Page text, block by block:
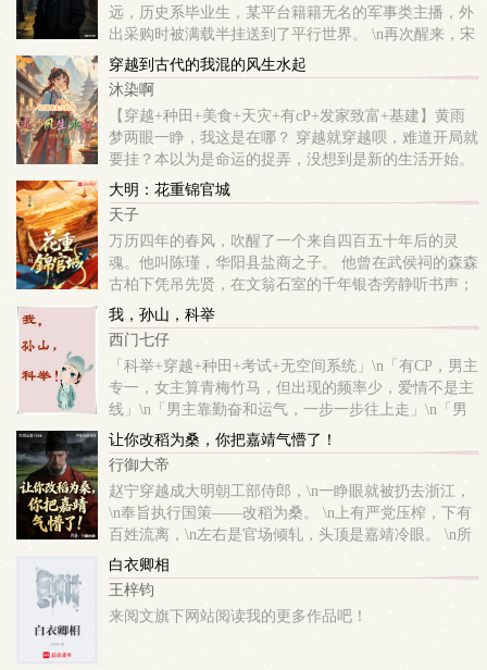
远，历史系毕业生，某平台籍籍无名的军事类主播，外
出采购时被满载半挂送到了平行世界。 \n再次醒来，宋
明远发现自己来到了1936年，成为了特务处上海站的行
动人员，一个刚刚被手雷炸晕了的...
穿越到古代的我混的风生水起
沐染啊
【穿越+种田+美食+天灾+有cP+发家致富+基建】黄雨
梦两眼一睁，我这是在哪？ 穿越就穿越呗，难道开局就
要挂？本以为是命运的捉弄，没想到是新的生活开始。
在古代拥有了一群超爱自己的家人。为了改变贫穷家里
的现状，带领全家种植蔬菜瓜果...
大明：花重锦官城
天子
万历四年的春风，吹醒了一个来自四百五十年后的灵
魂。他叫陈瑾，华阳县盐商之子。 他曾在武侯祠的森森
古柏下凭吊先贤，在文翁石室的千年银杏旁静听书声；
他见过青羊宫的桂花如雨，也曾在望江楼的潮声与合江
亭的龙舟竞渡中，感受这座城市的脉搏。 ...
我，孙山，科举
西门七仔
「科举+穿越+种田+考试+无空间系统」\n「有CP，男主
专一，女主算青梅竹马，但出现的频率少，爱情不是主
线」\n「男主靠勤奋和运气，一步一步往上走」\n「男
主不擅长谋略，但实干，技术」\n「科举制度参考明清
时期」\n一场意外，他胎穿到古代一户...
让你改稻为桑，你把嘉靖气懵了！
行御大帝
赵宁穿越成大明朝工部侍郎，\n一睁眼就被扔去浙江，
\n奉旨执行国策——改稻为桑。 \n上有严党压榨，下有
百姓流离，\n左右是官场倾轧，头顶是嘉靖冷眼。 \n所
有人都等着看他沦为炮灰，\n·\n不让百姓活？那这国
策，我偏要改！ ...
白衣卿相
王梓钧
来阅文旗下网站阅读我的更多作品吧！